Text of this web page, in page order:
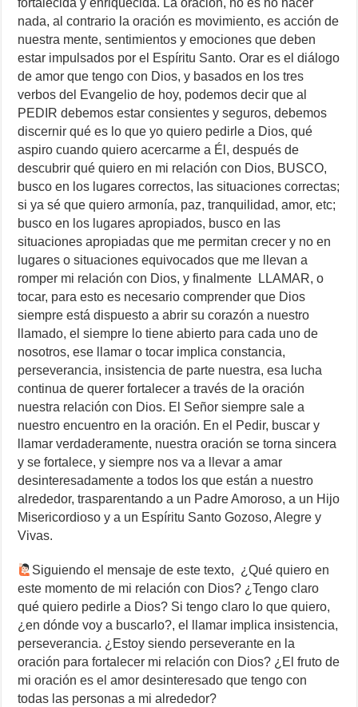
fortalecida y enriquecida. La oración, no es no hacer
nada, al contrario la oración es movimiento, es acción de
nuestra mente, sentimientos y emociones que deben
estar impulsados por el Espíritu Santo. Orar es el diálogo
de amor que tengo con Dios, y basados en los tres
verbos del Evangelio de hoy, podemos decir que al
PEDIR debemos estar consientes y seguros, debemos
discernir qué es lo que yo quiero pedirle a Dios, qué
aspiro cuando quiero acercarme a Él, después de
descubrir qué quiero en mi relación con Dios, BUSCO,
busco en los lugares correctos, las situaciones correctas;
si ya sé que quiero armonía, paz, tranquilidad, amor, etc;
busco en los lugares apropiados, busco en las
situaciones apropiadas que me permitan crecer y no en
lugares o situaciones equivocados que me llevan a
romper mi relación con Dios, y finalmente LLAMAR, o
tocar, para esto es necesario comprender que Dios
siempre está dispuesto a abrir su corazón a nuestro
llamado, el siempre lo tiene abierto para cada uno de
nosotros, ese llamar o tocar implica constancia,
perseverancia, insistencia de parte nuestra, esa lucha
continua de querer fortalecer a través de la oración
nuestra relación con Dios. El Señor siempre sale a
nuestro encuentro en la oración. En el Pedir, buscar y
llamar verdaderamente, nuestra oración se torna sincera
y se fortalece, y siempre nos va a llevar a amar
desinteresadamente a todos los que están a nuestro
alrededor, trasparentando a un Padre Amoroso, a un Hijo
Misericordioso y a un Espíritu Santo Gozoso, Alegre y
Vivas.
Siguiendo el mensaje de este texto, ¿Qué quiero en
este momento de mi relación con Dios? ¿Tengo claro
qué quiero pedirle a Dios? Si tengo claro lo que quiero,
¿en dónde voy a buscarlo?, el llamar implica insistencia,
perseverancia. ¿Estoy siendo perseverante en la
oración para fortalecer mi relación con Dios? ¿El fruto de
mi oración es el amor desinteresado que tengo con
todas las personas a mi alrededor?